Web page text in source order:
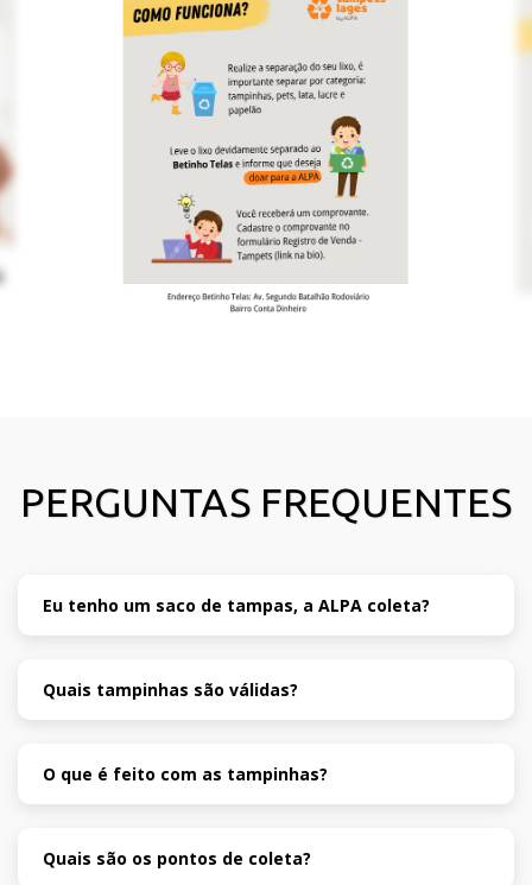
PERGUNTAS FREQUENTES
Eu tenho um saco de tampas, a ALPA coleta?
Quais tampinhas são válidas?
O que é feito com as tampinhas?
Quais são os pontos de coleta?